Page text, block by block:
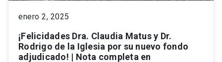
enero 2, 2025
¡Felicidades Dra. Claudia Matus y Dr.
Rodrigo de la Iglesia por su nuevo fondo
adjudicado! | Nota completa en